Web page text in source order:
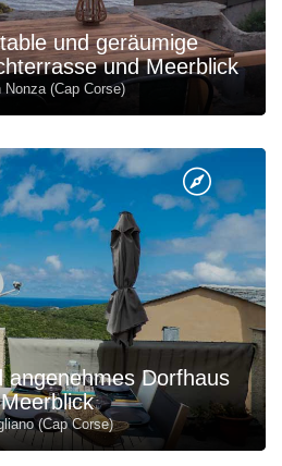
und geräumige
und Meerblick
(Cap Corse)
angenehmes Dorfhaus
(Cap Corse)